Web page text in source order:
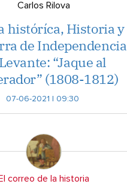
Carlos Rilova
históríca, Historia y
de Independencia
“Jaque al
(1808-1812)
07-06-2021 | 09:30
El correo de la historia